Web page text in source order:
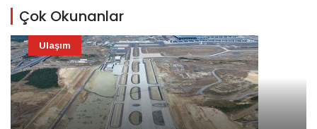
Çok Okunanlar
Ulaşım